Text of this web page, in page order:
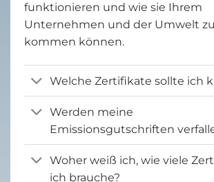
funktionieren und wie sie Ihrem
Unternehmen und der Umwelt
kommen können.
Welche Zertifikate sollte ich
Werden meine
Emissionsgutschriften
Woher weiß ich, wie viele
ich brauche?